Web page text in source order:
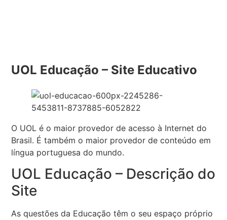
UOL Educação – Site Educativo
O UOL é o maior provedor de acesso à Internet do
Brasil. É também o maior provedor de conteúdo em
língua portuguesa do mundo.
UOL Educação – Descrição do
Site
As questões da Educação têm o seu espaço próprio